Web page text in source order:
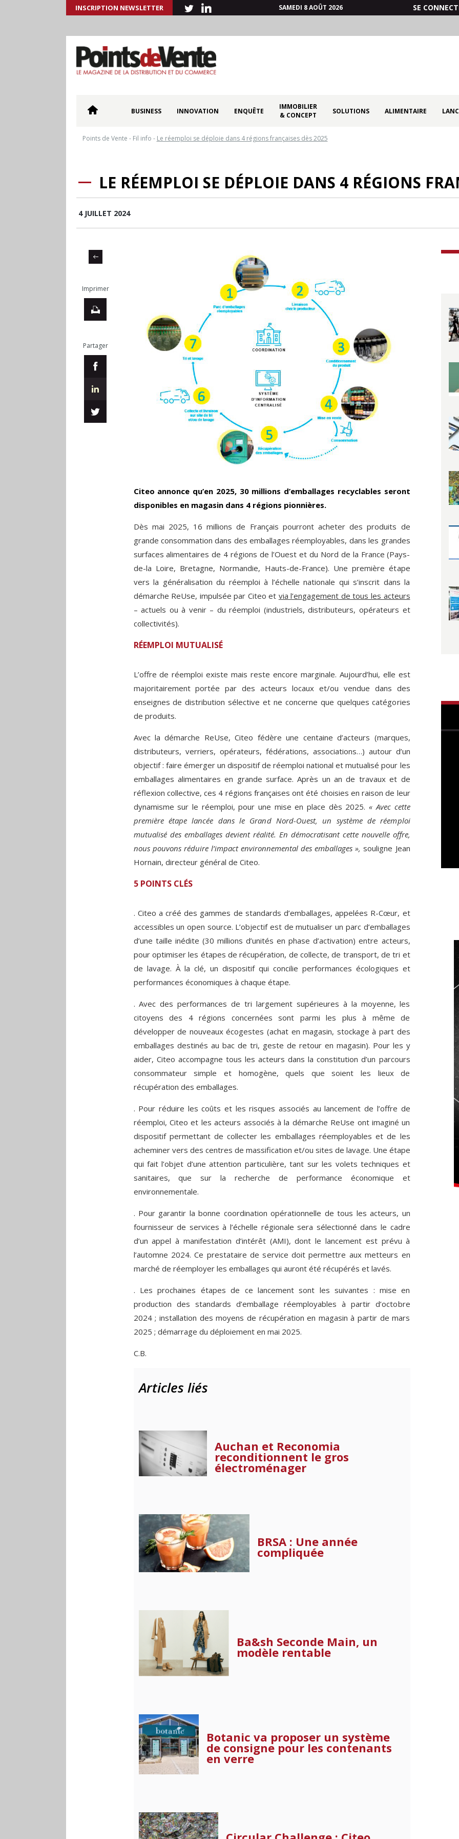
INSCRIPTION NEWSLETTER SAMEDI 8 AOÛT 2026 SE
BUSINESS INNOVATION ENQUÊTE
IMMOBILIER
& CONCEPT
SOLUTIONS ALIMENTAIRE
Points de Vente - Fil info - Le réemploi se déploie dans 4 régions françaises dès 2025
LE RÉEMPLOI SE DÉPLOIE DANS 4 RÉGIONS
4 JUILLET 2024
Imprimer
Partager
Citeo annonce qu’en 2025, 30 millions d’emballages recyclables seront
disponibles en magasin dans 4 régions pionnières.
Dès mai 2025, 16 millions de Français pourront acheter des produits de
grande consommation dans des emballages réemployables, dans les grandes
surfaces alimentaires de 4 régions de l’Ouest et du Nord de la France (Pays-
de-la Loire, Bretagne, Normandie, Hauts-de-France). Une première étape
vers la généralisation du réemploi à l’échelle nationale qui s’inscrit dans la
démarche ReUse, impulsée par Citeo et via l’engagement de tous les acteurs
– actuels ou à venir – du réemploi (industriels, distributeurs, opérateurs et
collectivités).
RÉEMPLOI MUTUALISÉ
L’offre de réemploi existe mais reste encore marginale. Aujourd’hui, elle est
majoritairement portée par des acteurs locaux et/ou vendue dans des
enseignes de distribution sélective et ne concerne que quelques catégories
de produits.
Avec la démarche ReUse, Citeo fédère une centaine d’acteurs (marques,
distributeurs, verriers, opérateurs, fédérations, associations…) autour d’un
objectif : faire émerger un dispositif de réemploi national et mutualisé pour les
emballages alimentaires en grande surface. Après un an de travaux et de
réflexion collective, ces 4 régions françaises ont été choisies en raison de leur
dynamisme sur le réemploi, pour une mise en place dès 2025.« Avec cette
première étape lancée dans le Grand Nord-Ouest, un système de réemploi
mutualisé des emballages devient réalité. En démocratisant cette nouvelle offre,
nous pouvons réduire l’impact environnemental des emballages », souligne Jean
Hornain, directeur général de Citeo.
5 POINTS CLÉS
. Citeo a créé des gammes de standards d’emballages, appelées R-Cœur, et
accessibles un open source. L’objectif est de mutualiser un parc d’emballages
d’une taille inédite (30 millions d’unités en phase d’activation) entre acteurs,
pour optimiser les étapes de récupération, de collecte, de transport, de tri et
de lavage. À la clé, un dispositif qui concilie performances écologiques et
performances économiques à chaque étape.
. Avec des performances de tri largement supérieures à la moyenne, les
citoyens des 4 régions concernées sont parmi les plus à même de
développer de nouveaux écogestes (achat en magasin, stockage à part des
emballages destinés au bac de tri, geste de retour en magasin). Pour les y
aider, Citeo accompagne tous les acteurs dans la constitution d’un parcours
consommateur simple et homogène, quels que soient les lieux de
récupération des emballages.
. Pour réduire les coûts et les risques associés au lancement de l’offre de
réemploi, Citeo et les acteurs associés à la démarche ReUse ont imaginé un
dispositif permettant de collecter les emballages réemployables et de les
acheminer vers des centres de massification et/ou sites de lavage. Une étape
qui fait l’objet d’une attention particulière, tant sur les volets techniques et
sanitaires, que sur la recherche de performance économique et
environnementale.
. Pour garantir la bonne coordination opérationnelle de tous les acteurs, un
fournisseur de services à l’échelle régionale sera sélectionné dans le cadre
d’un appel à manifestation d’intérêt (AMI), dont le lancement est prévu à
l’automne 2024. Ce prestataire de service doit permettre aux metteurs en
marché de réemployer les emballages qui auront été récupérés et lavés.
. Les prochaines étapes de ce lancement sont les suivantes : mise en
production des standards d’emballage réemployables à partir d’octobre
2024 ; installation des moyens de récupération en magasin à partir de mars
2025 ; démarrage du déploiement en mai 2025.
C.B.
Articles liés
Auchan et Reconomia
reconditionnent le gros
électroménager
BRSA : Une année
compliquée
Ba&sh Seconde Main, un
modèle rentable
Botanic va proposer un système
de consigne pour les contenants
en verre